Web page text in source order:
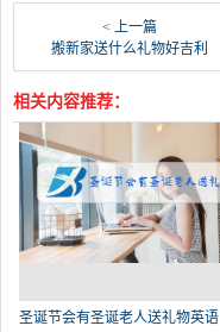
< 上一篇
搬新家送什么礼物好吉利
相关内容推荐：
圣诞节会有圣诞老人送礼物英语